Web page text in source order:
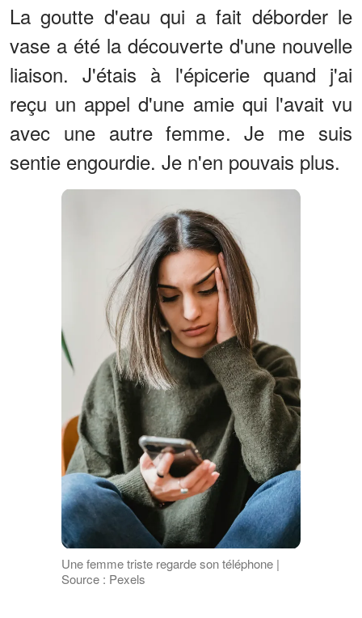
La goutte d'eau qui a fait déborder le
vase a été la découverte d'une nouvelle
liaison. J'étais à l'épicerie quand j'ai
reçu un appel d'une amie qui l'avait vu
avec une autre femme. Je me suis
sentie engourdie. Je n'en pouvais plus.
Une femme triste regarde son téléphone |
Source : Pexels